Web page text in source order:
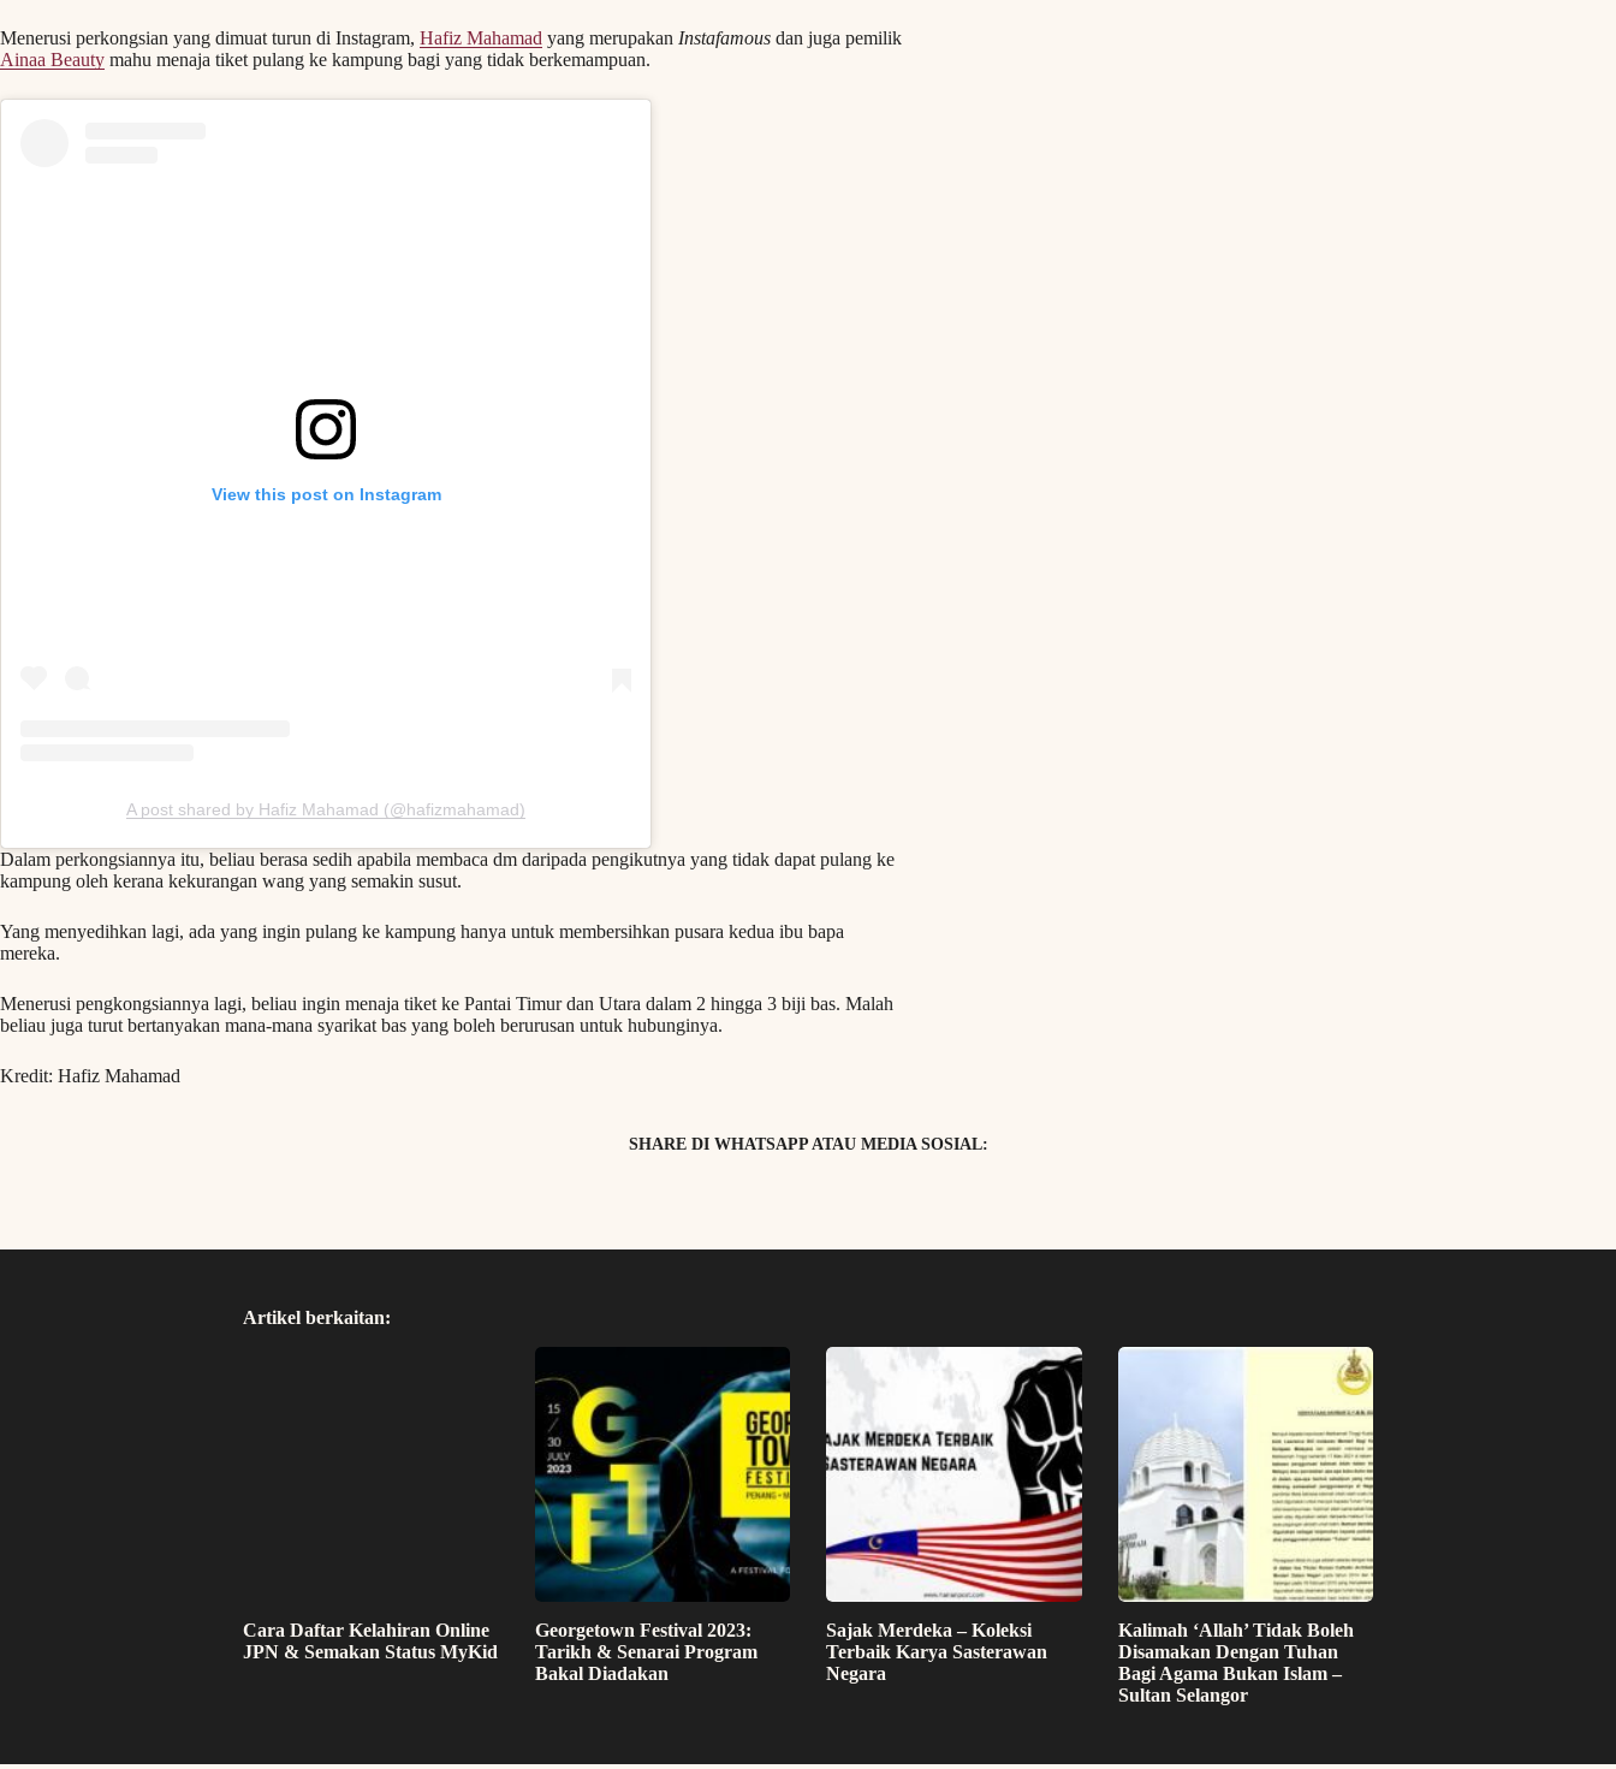
Menerusi perkongsian yang dimuat turun di Instagram, Hafiz Mahamad yang merupakan Instafamous dan juga pemilik
Ainaa Beauty mahu menaja tiket pulang ke kampung bagi yang tidak berkemampuan.
View this post on Instagram
A post shared by Hafiz Mahamad (@hafizmahamad)
Dalam perkongsiannya itu, beliau berasa sedih apabila membaca dm daripada pengikutnya yang tidak dapat pulang ke
kampung oleh kerana kekurangan wang yang semakin susut.
Yang menyedihkan lagi, ada yang ingin pulang ke kampung hanya untuk membersihkan pusara kedua ibu bapa
mereka.
Menerusi pengkongsiannya lagi, beliau ingin menaja tiket ke Pantai Timur dan Utara dalam 2 hingga 3 biji bas. Malah
beliau juga turut bertanyakan mana-mana syarikat bas yang boleh berurusan untuk hubunginya.
Kredit: Hafiz Mahamad
SHARE DI WHATSAPP ATAU MEDIA SOSIAL:
Artikel berkaitan:
Cara Daftar Kelahiran Online
JPN & Semakan Status MyKid
Georgetown Festival 2023:
Tarikh & Senarai Program
Bakal Diadakan
Sajak Merdeka – Koleksi
Terbaik Karya Sasterawan
Negara
Kalimah ‘Allah’ Tidak Boleh
Disamakan Dengan Tuhan
Bagi Agama Bukan Islam –
Sultan Selangor